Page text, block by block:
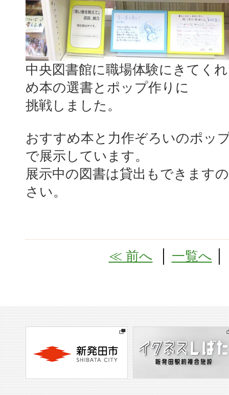
中央図書館に職場体験にきてく
め本の選書とポップ作りに
挑戦しました。
おすすめ本と力作ぞろいのポッ
で展示しています。
展示中の図書は貸出もできます
さい。
≪ 前へ 一覧へ